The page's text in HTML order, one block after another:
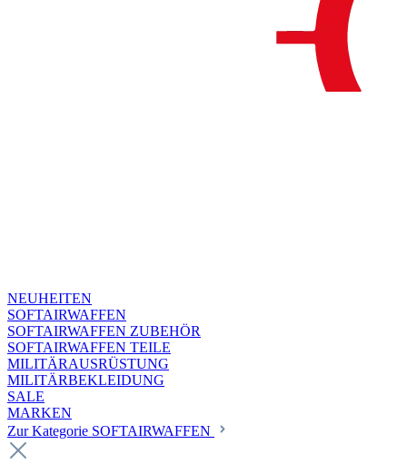
NEUHEITEN
SOFTAIRWAFFEN
SOFTAIRWAFFEN ZUBEHÖR
SOFTAIRWAFFEN TEILE
MILITÄRAUSRÜSTUNG
MILITÄRBEKLEIDUNG
SALE
MARKEN
Zur Kategorie SOFTAIRWAFFEN